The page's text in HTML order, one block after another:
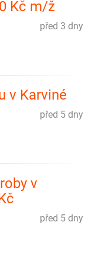
Kč m/ž
před 3 dny
v Karviné
před 5 dny
v
před 5 dny